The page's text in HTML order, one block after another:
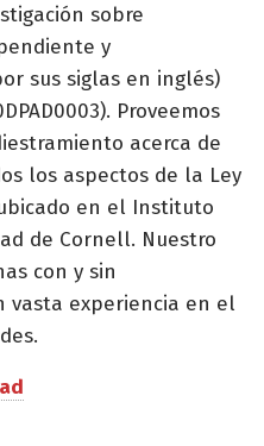
sobre
y
sus siglas en inglés)
Proveemos
acerca de
los aspectos de la Ley
en el Instituto
de Cornell. Nuestro
con y sin
vasta experiencia en el